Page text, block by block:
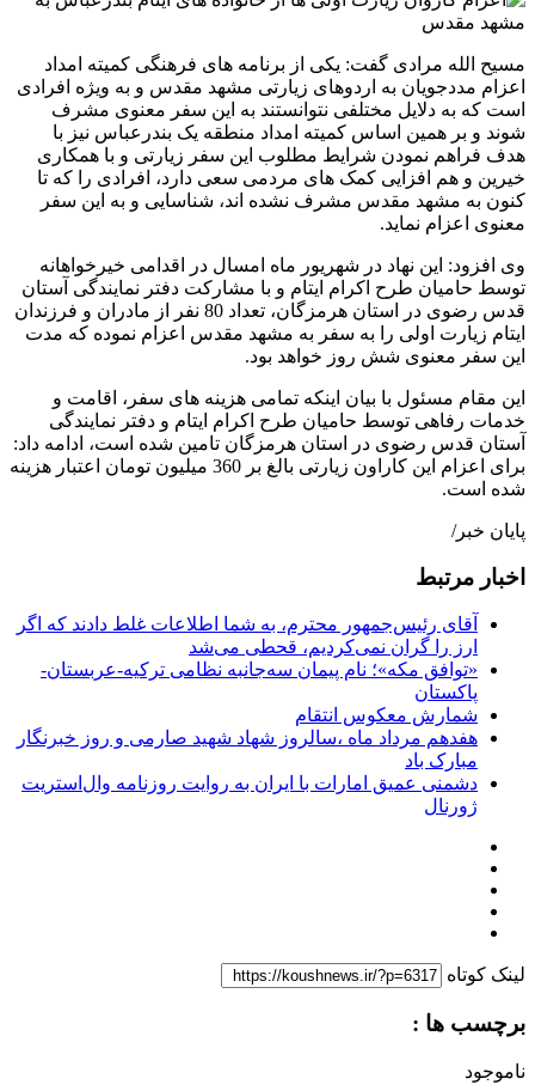
مسیح الله مرادی گفت: یکی از برنامه های فرهنگی کمیته امداد
اعزام مددجویان به اردوهای زیارتی مشهد مقدس و به ویژه افرادی
است که به دلایل مختلفی نتوانستند به این سفر معنوی مشرف
شوند و بر همین اساس کمیته امداد منطقه یک بندرعباس نیز با
هدف فراهم نمودن شرایط مطلوب این سفر زیارتی و با همکاری
خیرین و هم افزایی کمک های مردمی سعی دارد، افرادی را که تا
کنون به مشهد مقدس مشرف نشده اند، شناسایی و به این سفر
معنوی اعزام نماید.
وی افزود: این نهاد در شهریور ماه امسال در اقدامی خیرخواهانه
توسط حامیان طرح اکرام ایتام و با مشارکت دفتر نمایندگی آستان
قدس رضوی در استان هرمزگان، تعداد 80 نفر از مادران و فرزندان
ایتام زیارت اولی را به سفر به مشهد مقدس اعزام نموده که مدت
این سفر معنوی شش روز خواهد بود.
این مقام مسئول با بیان اینکه تمامی هزینه های سفر، اقامت و
خدمات رفاهی توسط حامیان طرح اکرام ایتام و دفتر نمایندگی
آستان قدس رضوی در استان هرمزگان تامین شده است، ادامه داد:
برای اعزام این کاراون زیارتی بالغ بر 360 میلیون تومان اعتبار هزینه
شده است.
پایان خبر/
اخبار مرتبط
آقای رئیس‌جمهور محترم، به شما اطلاعات غلط دادند که اگر
ارز را گران نمی‌کردیم، قحطی می‌شد
«توافق مکه»؛ نام پیمان سه‌جانبه نظامی ترکیه-عربستان-
پاکستان
شمارش معکوس انتقام
هفدهم مرداد ماه ،سالروز شهاد شهید صارمی و روز خبرنگار
مبارک باد
دشمنی عمیق امارات با ایران به روایت روزنامه وال‌استریت
ژورنال
لینک کوتاه
برچسب ها :
ناموجود